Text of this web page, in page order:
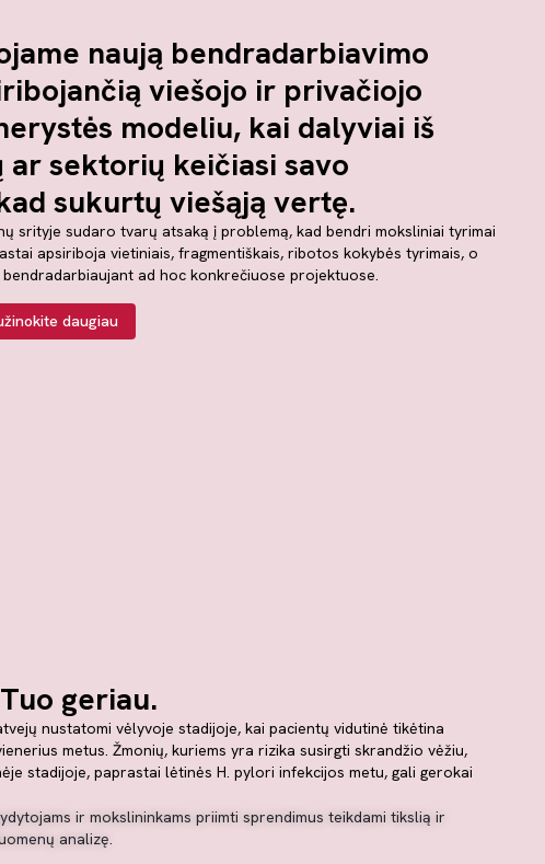
naują bendradarbiavimo
viešojo ir privačiojo
modeliu, kai dalyviai iš
sektorių keičiasi savo
sukurtų viešąją vertę.
srityje sudaro tvarų atsaką į problemą, kad bendri moksliniai tyrimai
apsiriboja vietiniais, fragmentiškais, ribotos kokybės tyrimais, o
ad hoc konkrečiuose projektuose.
daugiau
geriau.
nustatomi vėlyvoje stadijoje, kai pacientų vidutinė tikėtina
metus. Žmonių, kuriems yra rizika susirgti skrandžio vėžiu,
stadijoje, paprastai lėtinės H. pylori infekcijos metu, gali gerokai
ir mokslininkams priimti sprendimus teikdami tikslią ir
analizę.